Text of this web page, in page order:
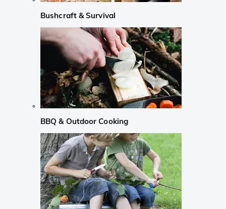
Bushcraft & Survival
BBQ & Outdoor Cooking